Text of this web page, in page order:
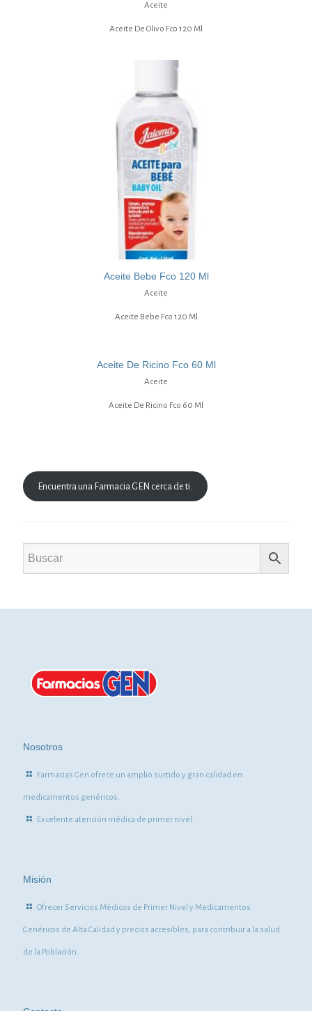
Aceite
Aceite De Olivo Fco 120 Ml
Aceite Bebe Fco 120 Ml
Aceite
Aceite Bebe Fco 120 Ml
Aceite De Ricino Fco 60 Ml
Aceite
Aceite De Ricino Fco 60 Ml
Encuentra una Farmacia GEN cerca de ti.
Nosotros
Farmacias Gen ofrece un amplio surtido y gran calidad en
medicamentos genéricos.
Excelente atención médica de primer nivel.
Misión
Ofrecer Servicios Médicos de Primer Nivel y Medicamentos
Genéricos de Alta Calidad y precios accesibles, para contribuir a la salud
de la Población.